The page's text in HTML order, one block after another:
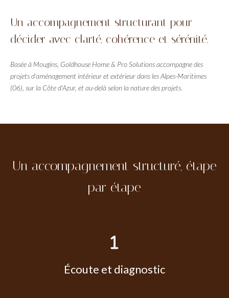
Un accompagnement structurant pour
décider avec clarté, cohérence et sérénité.
Basée à Mougins, Goldhouse Home & Pro Solutions accompagne des
projets d’aménagement intérieur et extérieur dans les Alpes-Maritimes
(06), sur la Côte d’Azur, et au-delà selon la nature des projets.
Un accompagnement structuré, étape
par étape
Écoute et diagnostic